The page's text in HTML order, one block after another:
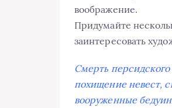
воображение.
Придумайте
заинтересовать
Смерть
похищение невест,
вооруженные